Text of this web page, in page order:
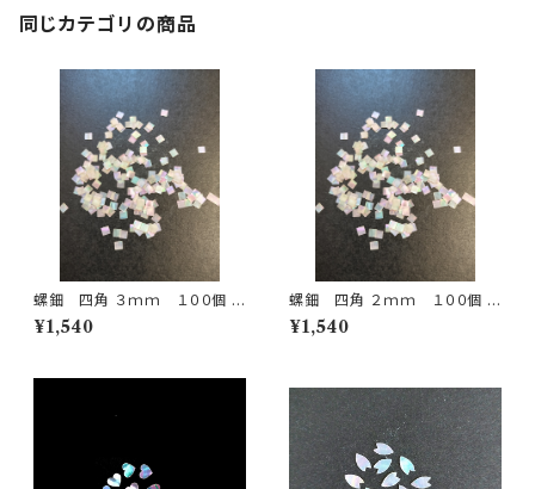
同じカテゴリの商品
螺鈿 四角 ３ｍｍ １００個 R
aden 3mm square 100piece
s
¥1,540
螺鈿 四角 ２ｍｍ １００個 R
aden 2mm square 100 piec
es
¥1,540